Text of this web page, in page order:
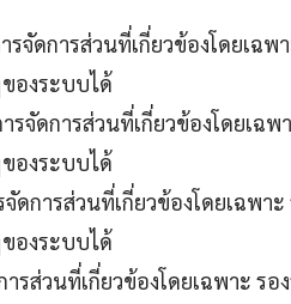
จัดการส่วนที่เกี่ยวข้องโดยเฉพ
องระบบได้
จัดการส่วนที่เกี่ยวข้องโดยเฉพ
องระบบได้
ดการส่วนที่เกี่ยวข้องโดยเฉพา
องระบบได้
รส่วนที่เกี่ยวข้องโดยเฉพาะ รอ